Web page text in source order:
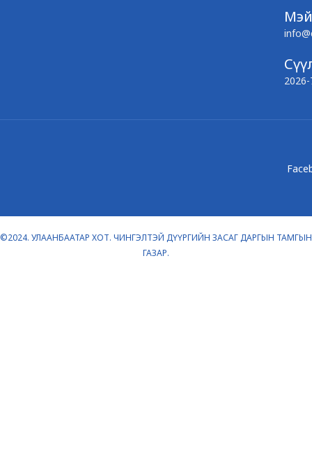
©2024. УЛААНБААТАР ХОТ. ЧИНГЭЛТЭЙ ДҮҮРГИЙН ЗАСАГ ДАРГЫН ТАМГЫН
ГАЗАР.